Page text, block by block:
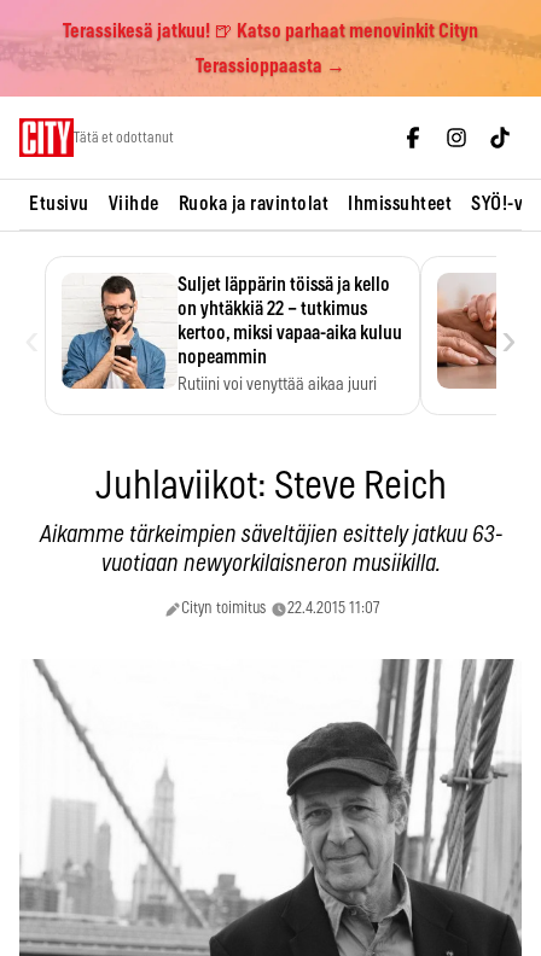
Terassikesä jatkuu! 🍺 Katso parhaat menovinkit Cityn
Terassioppaasta →
Tätä et odottanut
Etusivu Viihde Ruoka ja ravintolat Ihmissuhteet SYÖ!-
Suljet läppärin töissä ja kello
on yhtäkkiä 22 – tutkimus
kertoo, miksi vapaa-aika kuluu
nopeammin
Rutiini voi venyttää aikaa juuri
›
Juhlaviikot: Steve Reich
Aikamme tärkeimpien säveltäjien esittely jatkuu 63-
vuotiaan newyorkilaisneron musiikilla.
Cityn toimitus 22.4.2015 11:07